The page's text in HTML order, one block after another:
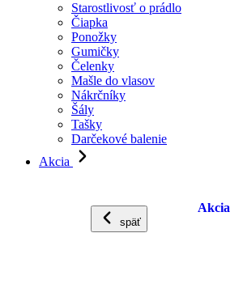
Starostlivosť o prádlo
Čiapka
Ponožky
Gumičky
Čelenky
Mašle do vlasov
Nákrčníky
Šály
Tašky
Darčekové balenie
Akcia
späť
Akcia